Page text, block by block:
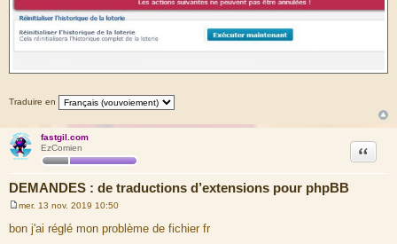
Traduire en
fastgil.com
EzComien
DEMANDES : de traductions d’extensions pour phpBB
Citation
s
mer. 13 nov. 2019 10:50
bon j'ai réglé mon problème de fichier fr